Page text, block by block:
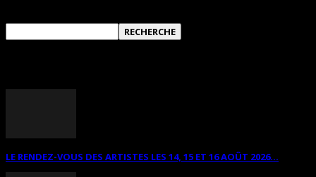
LE RENDEZ-VOUS DES ARTISTES LES 14, 15 ET 16 AOÛT 2026...